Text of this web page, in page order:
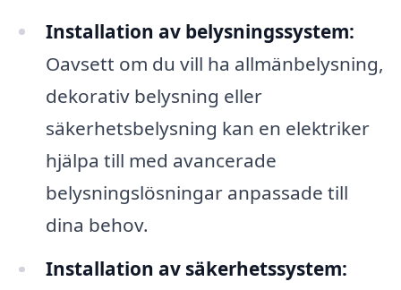
Installation av belysningssystem:
Oavsett om du vill ha allmänbelysning,
dekorativ belysning eller
säkerhetsbelysning kan en elektriker
hjälpa till med avancerade
belysningslösningar anpassade till
dina behov.
Installation av säkerhetssystem: